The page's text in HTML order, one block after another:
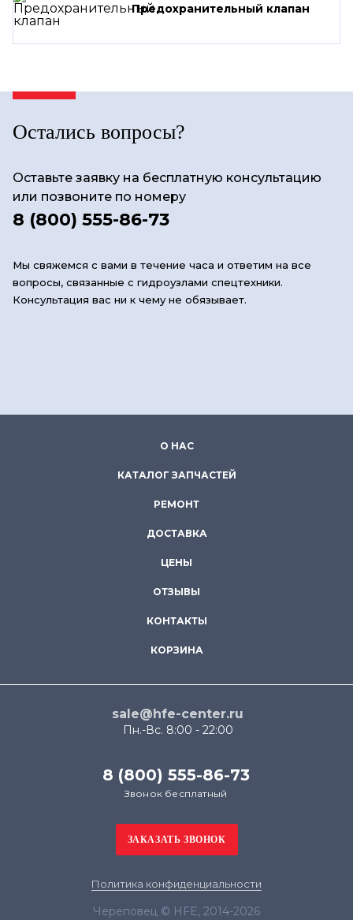
Предохранительный клапан
Остались вопросы?
Оставьте заявку на бесплатную консультацию
или позвоните по номеру
8 (800) 555-86-73
Мы свяжемся с вами в течение часа и ответим на все
вопросы, связанные с гидроузлами спецтехники.
Консультация вас ни к чему не обязывает.
О НАС
КАТАЛОГ ЗАПЧАСТЕЙ
РЕМОНТ
ДОСТАВКА
ЦЕНЫ
ОТЗЫВЫ
КОНТАКТЫ
КОРЗИНА
sale@hfe-center.ru
Пн.-Вс. 8:00 - 22:00
8 (800) 555-86-73
Звонок бесплатный
Политика конфиденциальности
Череповец © HFE, 2014-2026